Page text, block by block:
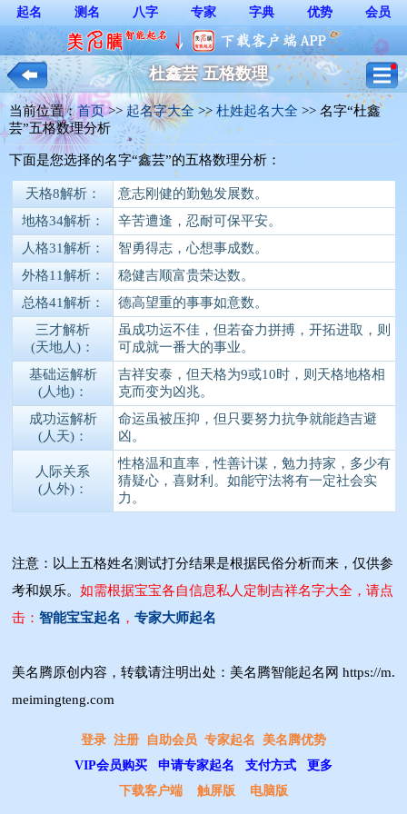
起名 测名 八字 专家 字典 优势 会员
杜鑫芸 五格数理
当前位置：首页>> 起名字大全>> 杜姓起名大全 >> 名字“杜鑫
芸”五格数理分析
下面是您选择的名字“鑫芸”的五格数理分析：
天格8解析：
意志刚健的勤勉发展数。
地格34解析：
辛苦遭逢，忍耐可保平安。
人格31解析：
智勇得志，心想事成数。
外格11解析：
稳健吉顺富贵荣达数。
总格41解析：
德高望重的事事如意数。
三才解析
(天地人)：
虽成功运不佳，但若奋力拼搏，开拓进取，则
可成就一番大的事业。
基础运解析
(人地)：
吉祥安泰，但天格为9或10时，则天格地格相
克而变为凶兆。
成功运解析
(人天)：
命运虽被压抑，但只要努力抗争就能趋吉避
凶。
人际关系
(人外)：
性格温和直率，性善计谋，勉力持家，多少有
猜疑心，喜财利。如能守法将有一定社会实
力。
注意：以上五格姓名测试打分结果是根据民俗分析而来，仅供参
考和娱乐。 如需根据宝宝各自信息私人定制吉祥名字大全，请点
击： 智能宝宝起名 ， 专家大师起名
美名腾原创内容，转载请注明出处：美名腾智能起名网 https://m.
meimingteng.com
登录 注册 自助会员 专家起名 美名腾优势
VIP会员购买
申请专家起名 支付方式
更多
下载客户端
触屏版 电脑版